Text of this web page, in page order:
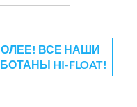
ВСЕ НАШИ
HI-FLOAT!